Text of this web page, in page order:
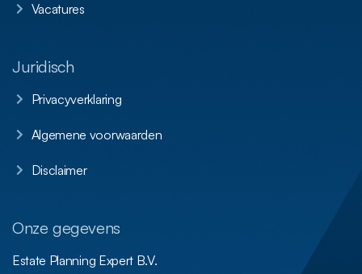
Vacatures
Juridisch
Privacyverklaring
Algemene voorwaarden
Disclaimer
Onze gegevens
Estate Planning Expert B.V.